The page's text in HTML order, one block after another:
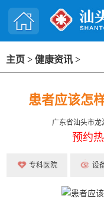
主页 > 健康资讯 >
患者应该怎
广东省汕头市龙
预约
专科医院 设